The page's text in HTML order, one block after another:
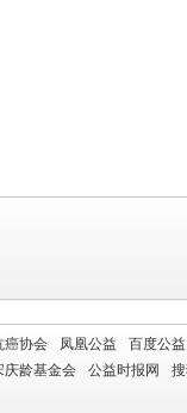
癌协会 凤凰公益
百度公益
庆龄基金会 公益时报网